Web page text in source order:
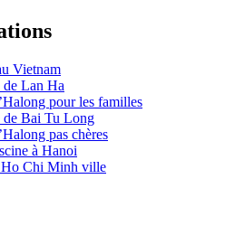
Vietnam
de Lan Ha
pour les familles
de Bai Tu Long
pas chères
à Hanoi
Ho Chi Minh ville